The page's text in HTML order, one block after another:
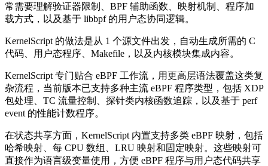
常需要理解验证器限制、BPF 辅助函数、映射机制、程序加
载方式，以及基于 libbpf 的用户态协同逻辑。
KernelScript 的做法是从 1 个源文件出发，自动生成所需的 C
代码、用户态程序、Makefile，以及内核模块集成内容。
KernelScript 专门贴合 eBPF 工作流，用更高层语法覆盖这类复
杂流程，当前版本已支持多种主流 eBPF 程序类型，包括 XDP
包处理、TC 流量控制、探针类内核函数追踪，以及基于 perf
event 的性能计数程序。
在状态共享方面，KernelScript 内置支持多类 eBPF 映射，包括
哈希映射、每 CPU 数组、LRU 映射和固定映射。这些映射可
直接作为语言级变量使用，方便 eBPF 程序与用户态代码共享